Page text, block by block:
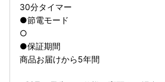
30分タイマー
●節電モード
○
●保証期間
商品お届けから5年間